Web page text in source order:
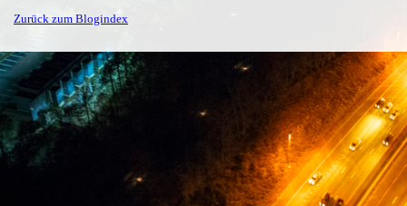
Zurück zum Blogindex